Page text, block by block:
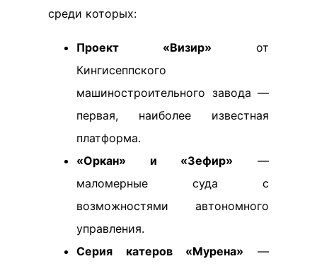
среди которых:
Проект «Визир» от
Кингисеппского
машиностроительного завода —
первая, наиболее известная
платформа.
«Оркан» и «Зефир» —
маломерные суда с
возможностями автономного
управления.
Серия катеров «Мурена» —